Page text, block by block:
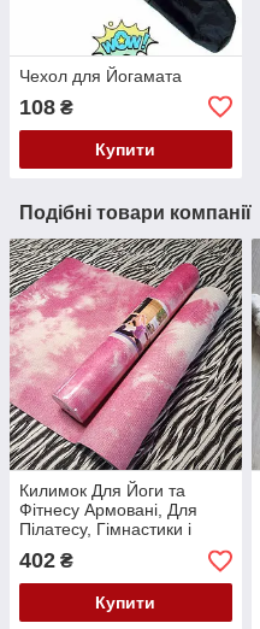
Чехол для Йогамата
108 ₴
Купити
Подібні товари компанії
Килимок Для Йоги та
Фітнесу Армовані, Для
Пілатесу, Гімнастики і
Танців. ЙогаМат з
Малюнком 4 мм
402 ₴
Купити